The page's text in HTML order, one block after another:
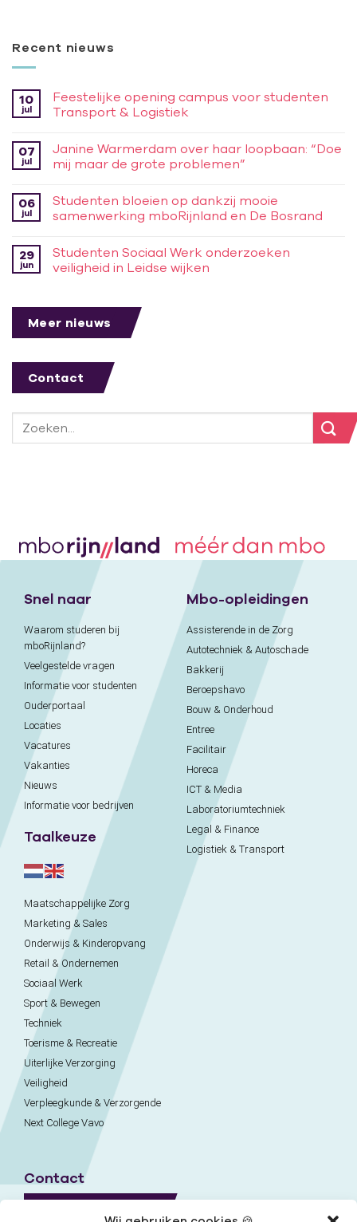
Recent nieuws
10
jul
Feestelijke opening campus voor studenten
Transport & Logistiek
07
jul
Janine Warmerdam over haar loopbaan: “Doe
mij maar de grote problemen”
06
jul
Studenten bloeien op dankzij mooie
samenwerking mboRijnland en De Bosrand
29
jun
Studenten Sociaal Werk onderzoeken
veiligheid in Leidse wijken
Meer nieuws
Contact
Snel naar
Waarom studeren bij
mboRijnland?
Veelgestelde vragen
Informatie voor studenten
Ouderportaal
Locaties
Vacatures
Vakanties
Nieuws
Informatie voor bedrijven
Taalkeuze
Mbo-opleidingen
Assisterende in de Zorg
Autotechniek & Autoschade
Bakkerij
Beroepshavo
Bouw & Onderhoud
Entree
Facilitair
Horeca
ICT & Media
Laboratoriumtechniek
Legal & Finance
Logistiek & Transport
Maatschappelijke Zorg
Marketing & Sales
Onderwijs & Kinderopvang
Retail & Ondernemen
Sociaal Werk
Sport & Bewegen
Techniek
Toerisme & Recreatie
Uiterlijke Verzorging
Veiligheid
Verpleegkunde & Verzorgende
Next College Vavo
Contact